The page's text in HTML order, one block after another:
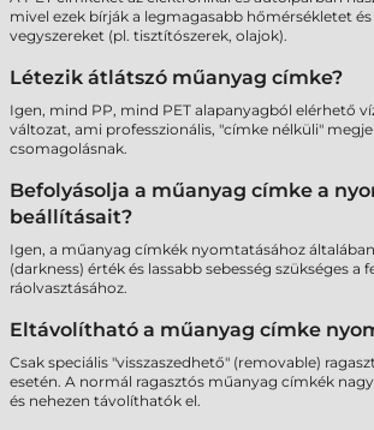
mivel ezek bírják a legmagasabb hőmérsékletet
vegyszereket (pl. tisztítószerek, olajok).
Létezik átlátszó műanyag címke?
Igen, mind PP, mind PET alapanyagból elérhető
változat, ami professzionális, "címke nélküli"
csomagolásnak.
Befolyásolja a műanyag címke a
beállításait?
Igen, a műanyag címkék nyomtatásához
(darkness) érték és lassabb sebesség szükséges a
ráolvasztásához.
Eltávolítható a műanyag címke
Csak speciális "visszaszedhető" (removable)
esetén. A normál ragasztós műanyag címkék
és nehezen távolíthatók el.